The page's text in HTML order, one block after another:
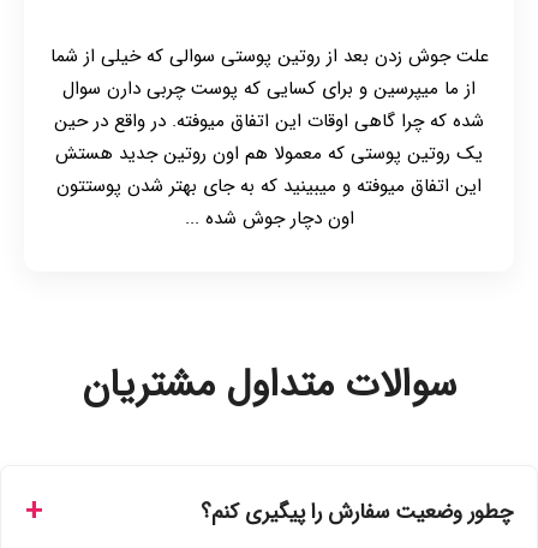
علت جوش زدن بعد از روتین پوستی سوالی که خیلی از شما
از ما میپرسین و برای کسایی که پوست چربی دارن سوال
شده که چرا گاهی اوقات این اتفاق میوفته. در واقع در حین
یک روتین پوستی که معمولا هم اون روتین جدید هستش
این اتفاق میوفته و میبینید که به جای بهتر شدن پوستتون
اون دچار جوش شده ...
سوالات متداول مشتریان
چطور وضعیت سفارش را پیگیری کنم؟